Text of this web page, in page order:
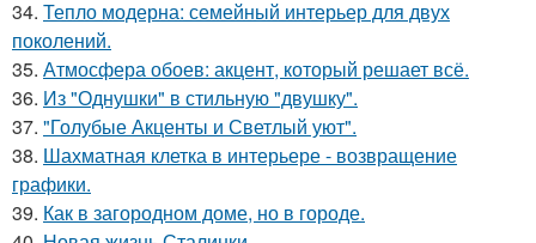
34. Тепло модерна: семейный интерьер для двух
поколений.
35. Атмосфера обоев: акцент, который решает всё.
36. Из "Однушки" в стильную "двушку".
37. "Голубые Акценты и Светлый уют".
38. Шахматная клетка в интерьере - возвращение
графики.
39. Как в загородном доме, но в городе.